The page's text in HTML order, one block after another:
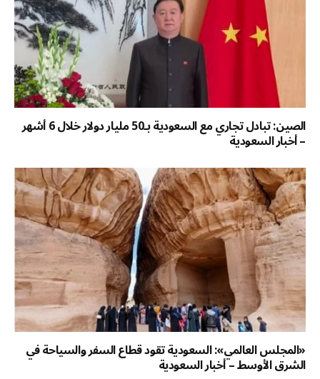
الصين: تبادل تجاري مع السعودية بـ50 مليار دولار خلال 6 أشهر
– أخبار السعودية
«المجلس العالمي»: السعودية تقود قطاع السفر والسياحة في
الشرق الأوسط – أخبار السعودية